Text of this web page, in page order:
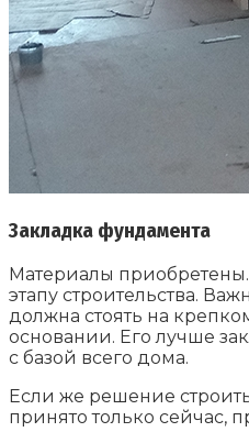
Закладка фундамента
Материалы
этапу строительства.
должна стоять на
основании. Его лучше
с базой всего дома.
Если же решение
принято только сейчас,